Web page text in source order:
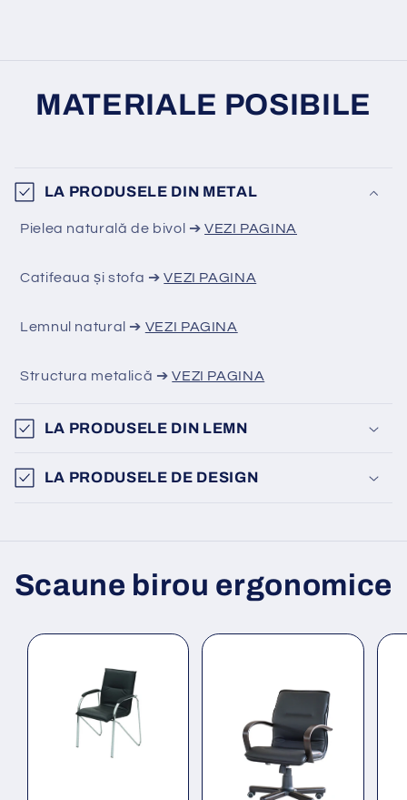
MATERIALE POSIBILE
LA PRODUSELE DIN METAL
Pielea naturală de bivol ➔VEZI PAGINA
Catifeaua și stofa ➔VEZI PAGINA
Lemnul natural ➔ VEZI PAGINA
Structura metalică ➔VEZI PAGINA
LA PRODUSELE DIN LEMN
LA PRODUSELE DE DESIGN
Scaune birou ergonomice